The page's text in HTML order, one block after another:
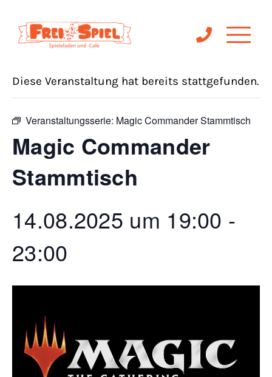
« Alle Veranstaltungen
Diese Veranstaltung hat bereits stattgefunden.
Veranstaltungsserie: Magic Commander Stammtisch
Magic Commander
Stammtisch
14.08.2025 um 19:00 -
23:00